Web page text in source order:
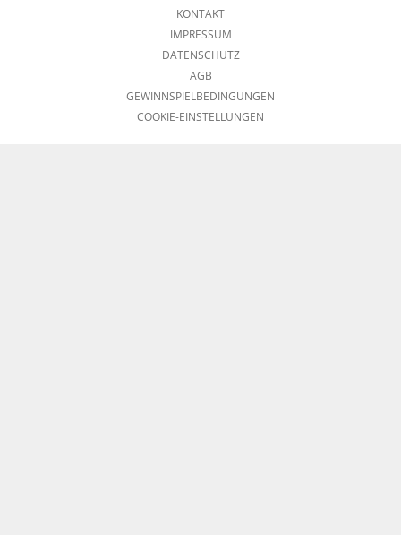
KONTAKT
IMPRESSUM
DATENSCHUTZ
AGB
GEWINNSPIELBEDINGUNGEN
COOKIE-EINSTELLUNGEN